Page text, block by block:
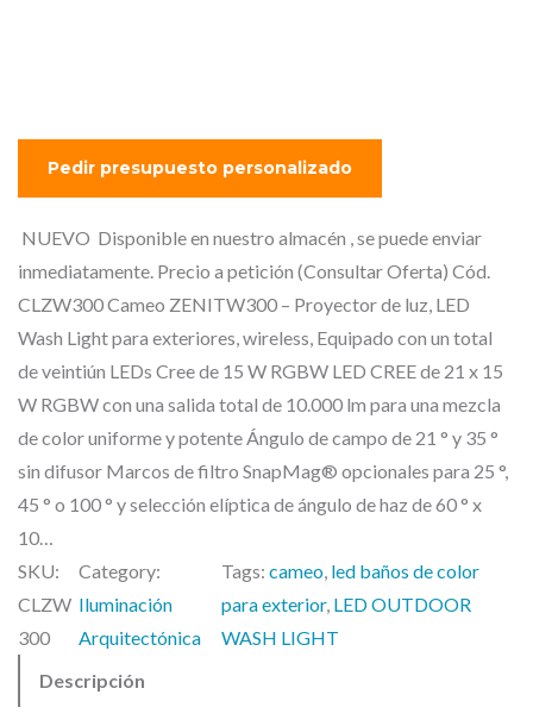
NUEVO Disponible en nuestro almacén , se puede enviar
inmediatamente. Precio a petición (Consultar Oferta) Cód.
CLZW300 Cameo ZENITW300 – Proyector de luz, LED
Wash Light para exteriores, wireless, Equipado con un total
de veintiún LEDs Cree de 15 W RGBW LED CREE de 21 x 15
W RGBW con una salida total de 10.000 lm para una mezcla
de color uniforme y potente Ángulo de campo de 21 ° y 35 °
sin difusor Marcos de filtro SnapMag® opcionales para 25 °,
45 ° o 100 ° y selección elíptica de ángulo de haz de 60 ° x
10…
SKU:
CLZW
300
Category:
Iluminación
Arquitectónica
Tags: cameo, led baños de color
para exterior, LED OUTDOOR
WASH LIGHT
Descripción